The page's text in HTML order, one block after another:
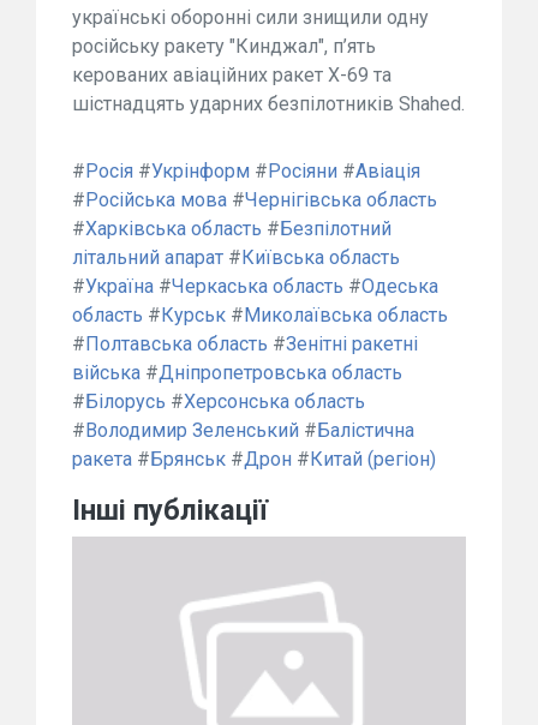
українські оборонні сили знищили одну
російську ракету "Кинджал", п’ять
керованих авіаційних ракет Х-69 та
шістнадцять ударних безпілотників Shahed.
# Росія #Укрінформ # Росіяни #Авіація
# Російська мова #Чернігівська область
#Харківська область # Безпілотний
літальний апарат # Київська область
#Україна #Черкаська область #Одеська
область # Курськ # Миколаївська область
# Полтавська область #Зенітні ракетні
війська #Дніпропетровська область
# Білорусь #Херсонська область
# Володимир Зеленський # Балістична
ракета # Брянськ #Дрон # Китай (регіон)
Інші публікації